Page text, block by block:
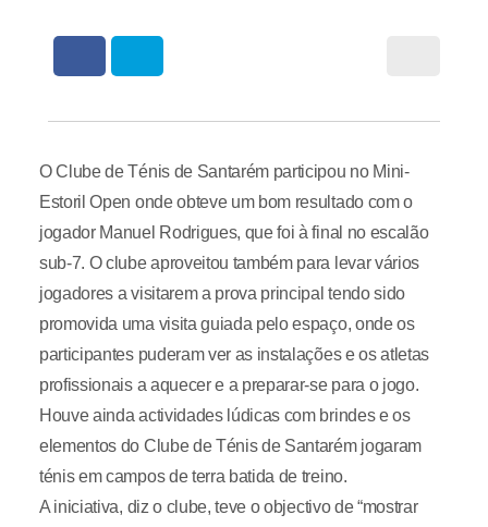
O Clube de Ténis de Santarém participou no Mini-
Estoril Open onde obteve um bom resultado com o
jogador Manuel Rodrigues, que foi à final no escalão
sub-7. O clube aproveitou também para levar vários
jogadores a visitarem a prova principal tendo sido
promovida uma visita guiada pelo espaço, onde os
participantes puderam ver as instalações e os atletas
profissionais a aquecer e a preparar-se para o jogo.
Houve ainda actividades lúdicas com brindes e os
elementos do Clube de Ténis de Santarém jogaram
ténis em campos de terra batida de treino.
A iniciativa, diz o clube, teve o objectivo de “mostrar